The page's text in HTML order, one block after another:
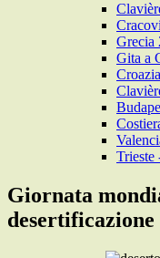
Grecia
Gita a
Trieste
Giornata
desertificazione